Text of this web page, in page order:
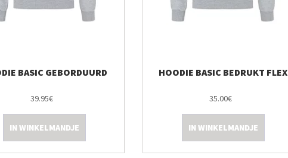
BASIC GEBORDUURD
39.95€
IN WINKELMANDJE
HOODIE BASIC BEDRUKT FLEX
35.00€
IN WINKELMANDJE